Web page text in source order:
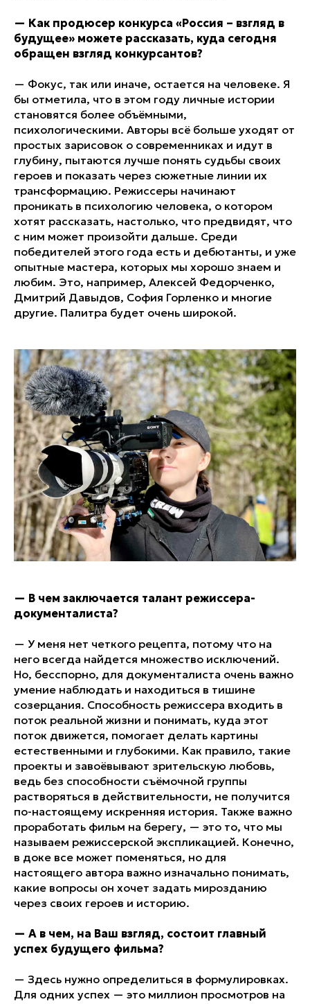
— Как продюсер конкурса «Россия – взгляд в
будущее» можете рассказать, куда сегодня
обращен взгляд конкурсантов?
— Фокус, так или иначе, остается на человеке. Я
бы отметила, что в этом году личные истории
становятся более объёмными,
психологическими. Авторы всё больше уходят от
простых зарисовок о современниках и идут в
глубину, пытаются лучше понять судьбы своих
героев и показать через сюжетные линии их
трансформацию. Режиссеры начинают
проникать в психологию человека, о котором
хотят рассказать, настолько, что предвидят, что
с ним может произойти дальше. Среди
победителей этого года есть и дебютанты, и уже
опытные мастера, которых мы хорошо знаем и
любим. Это, например, Алексей Федорченко,
Дмитрий Давыдов, София Горленко и многие
другие. Палитра будет очень широкой.
— В чем заключается талант режиссера-
документалиста?
— У меня нет четкого рецепта, потому что на
него всегда найдется множество исключений.
Но, бесспорно, для документалиста очень важно
умение наблюдать и находиться в тишине
созерцания. Способность режиссера входить в
поток реальной жизни и понимать, куда этот
поток движется, помогает делать картины
естественными и глубокими. Как правило, такие
проекты и завоёвывают зрительскую любовь,
ведь без способности съёмочной группы
растворяться в действительности, не получится
по-настоящему искренняя история. Также важно
проработать фильм на берегу, — это то, что мы
называем режиссерской экспликацией. Конечно,
в доке все может поменяться, но для
настоящего автора важно изначально понимать,
какие вопросы он хочет задать мирозданию
через своих героев и историю.
— А в чем, на Ваш взгляд, состоит главный
успех будущего фильма?
— Здесь нужно определиться в формулировках.
Для одних успех — это миллион просмотров на